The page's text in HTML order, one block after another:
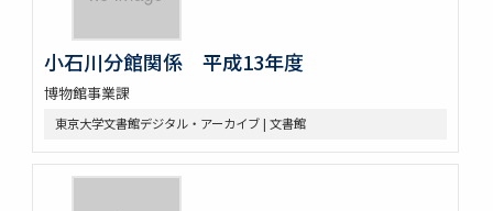
小石川分館関係 平成13年度
博物館事業課
東京大学文書館デジタル・アーカイブ | 文書館